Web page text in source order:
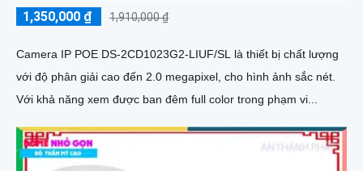
1,350,000 ₫ 1,910,000 ₫
Camera IP POE DS-2CD1023G2-LIUF/SL là thiết bị chất lượng
với độ phân giải cao đến 2.0 megapixel, cho hình ảnh sắc nét.
Với khả năng xem được ban đêm full color trong phạm vi...